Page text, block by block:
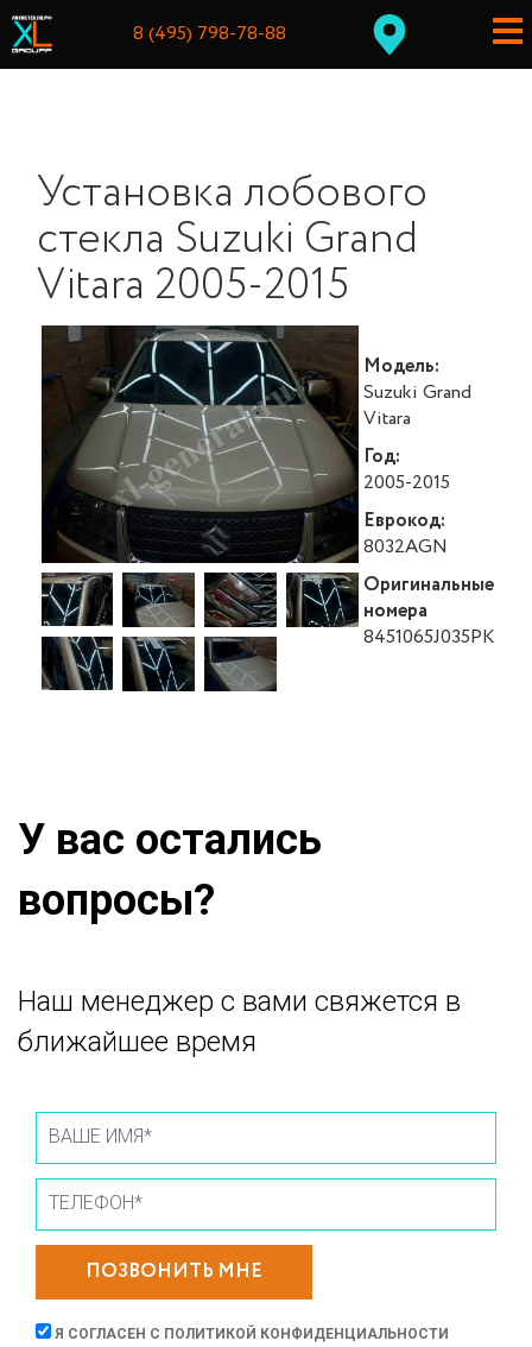
8 (495) 798-78-88
Установка лобового
стекла Suzuki Grand
Vitara 2005-2015
Модель:
Suzuki Grand
Vitara
Год:
2005-2015
Еврокод:
8032AGN
Оригинальные
номера
8451065J035PK
У вас остались
вопросы?
Наш менеджер с вами свяжется в
ближайшее время
ПОЗВОНИТЬ МНЕ
Я СОГЛАСЕН С ПОЛИТИКОЙ КОНФИДЕНЦИАЛЬНОСТИ